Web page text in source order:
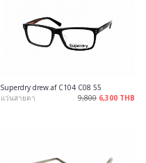
Superdry drew.af C104 C08 55
แว่นสายตา
9,800 6,300 THB